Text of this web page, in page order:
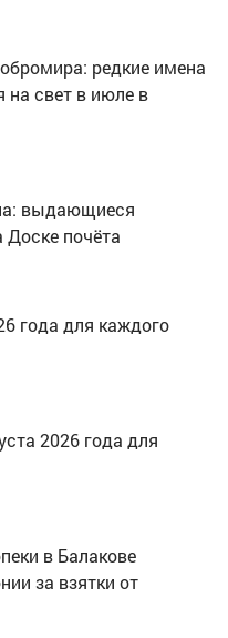
редкие имена
на свет в июле в
выдающиеся
почёта
года для каждого
2026 года для
в Балакове
за взятки от